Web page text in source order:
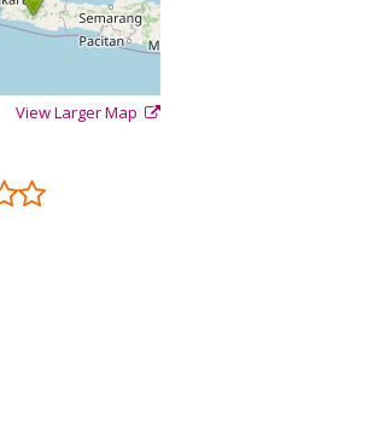
View Larger Map